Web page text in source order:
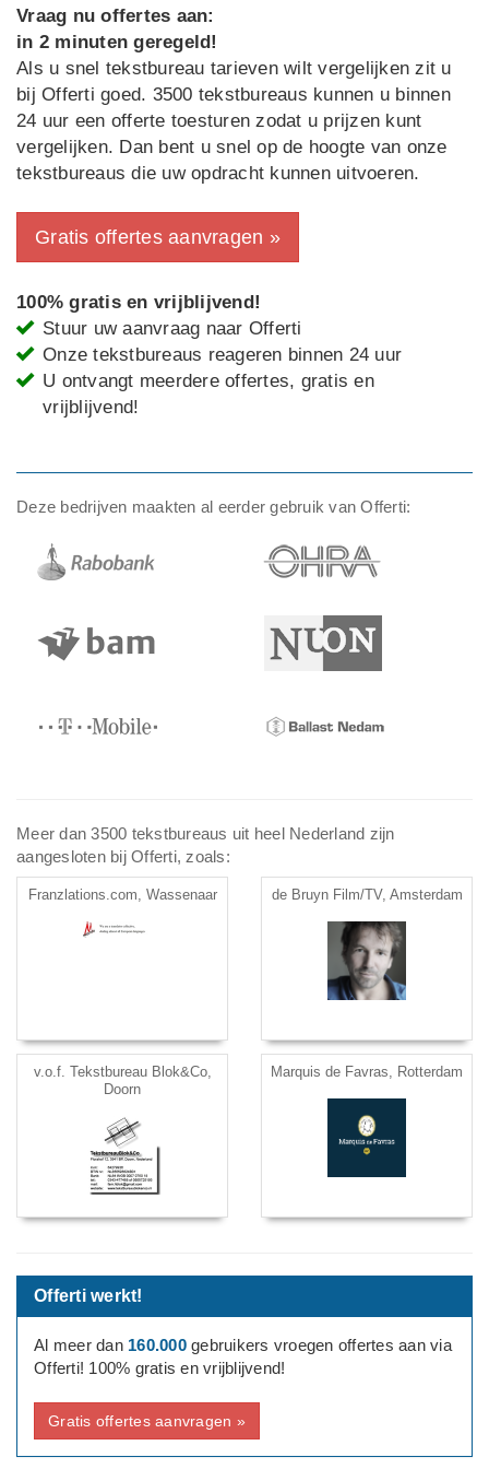
Vraag nu offertes aan:
in 2 minuten geregeld!
Als u snel tekstbureau tarieven wilt vergelijken zit u
bij Offerti goed. 3500 tekstbureaus kunnen u binnen
24 uur een offerte toesturen zodat u prijzen kunt
vergelijken. Dan bent u snel op de hoogte van onze
tekstbureaus die uw opdracht kunnen uitvoeren.
Gratis offertes aanvragen »
100% gratis en vrijblijvend!
Stuur uw aanvraag naar Offerti
Onze tekstbureaus reageren binnen 24 uur
U ontvangt meerdere offertes, gratis en
vrijblijvend!
Deze bedrijven maakten al eerder gebruik van Offerti:
Meer dan 3500 tekstbureaus uit heel Nederland zijn
aangesloten bij Offerti, zoals:
Franzlations.com, Wassenaar de Bruyn Film/TV, Amsterdam
v.o.f. Tekstbureau Blok&Co,
Doorn
Marquis de Favras, Rotterdam
Offerti werkt!
Al meer dan 160.000gebruikers vroegen offertes aan via
Offerti! 100% gratis en vrijblijvend!
Gratis offertes aanvragen »